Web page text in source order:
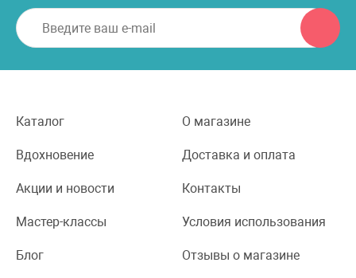
Каталог О магазине
Вдохновение Доставка и оплата
Акции и новости Контакты
Мастер-классы Условия использования
Блог Отзывы о магазине